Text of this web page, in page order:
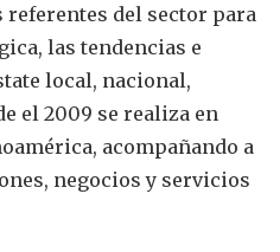
del sector para
las tendencias e
local, nacional,
el 2009 se realiza en
acompañando a
negocios y servicios